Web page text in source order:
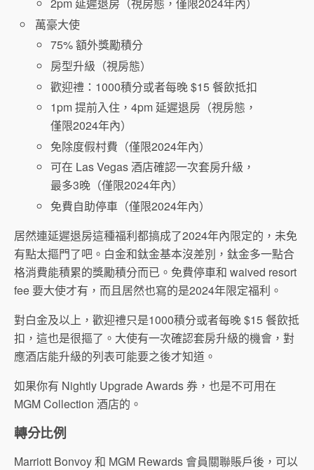
萬豪大使
75% 額外獎勵積分
房型升級（視房態）
歡迎禮：1000積分或者每晚 $15 餐飲抵扣
1pm 提前入住，4pm 延遲退房（視房態，
僅限2024年內）
免除度假村費（僅限2024年內）
可在 Las Vegas 酒店確認一次套房升級，
最多3晚（僅限2024年內）
免費自助停車（僅限2024年內）
居然連延遲退房這種福利都搞成了2024年內限定的，未免
有點太摳門了吧。白金和鈦金基本沒差別，鈦金多一點合
格消費能積累的獎勵積分而已。免費停車和 waived resort
fee 要大使才有，而且居然也寫的是2024年限定福利。
對白金及以上，歡迎禮只是1000積分或者每晚 $15 餐飲抵
扣，這也是很摳了。大使有一次確認套房升級的機會，對
應酒店能升級的列表可能要之後才知道。
如果你有 Nightly Upgrade Awards 券，也是不可用在
MGM Collection 酒店的。
轉分比例
Marriott Bonvoy 和 MGM Rewards 會員關聯賬戶後，可以